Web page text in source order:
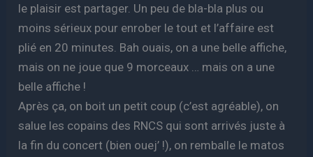
le plaisir est partager. Un peu de bla-bla plus ou
moins sérieux pour enrober le tout et l’affaire est
plié en 20 minutes. Bah ouais, on a une belle affiche,
mais on ne joue que 9 morceaux … mais on a une
belle affiche !
Après ça, on boit un petit coup (c’est agréable), on
salue les copains des RNCS qui sont arrivés juste à
la fin du concert (bien ouej’ !), on remballe le matos